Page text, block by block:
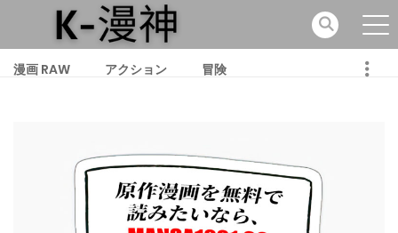
漫画 RAW アクション 冒険